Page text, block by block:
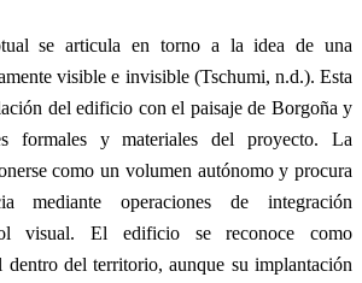
se articula en torno a la idea de una
visible e invisible (Tschumi, n.d.). Esta
del edificio con el paisaje de Borgoña y
formales y materiales del proyecto. La
como un volumen autónomo y procura
mediante operaciones de integración
visual. El edificio se reconoce como
dentro del territorio, aunque su implantación